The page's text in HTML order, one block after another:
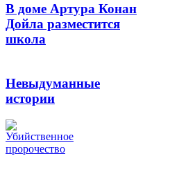
В доме Артура Конан
Дойла разместится
школа
Невыдуманные
истории